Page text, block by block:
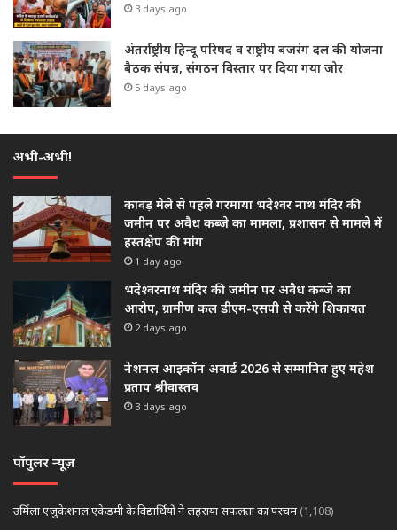
3 days ago
अंतर्राष्ट्रीय हिन्दू परिषद व राष्ट्रीय बजरंग दल की योजना
बैठक संपन्न, संगठन विस्तार पर दिया गया जोर
5 days ago
अभी-अभी!
कावड़ मेले से पहले गरमाया भदेश्वर नाथ मंदिर की
जमीन पर अवैध कब्जे का मामला, प्रशासन से मामले में
हस्तक्षेप की मांग
1 day ago
भदेश्वरनाथ मंदिर की जमीन पर अवैध कब्जे का
आरोप, ग्रामीण कल डीएम-एसपी से करेंगे शिकायत
2 days ago
नेशनल आइकॉन अवार्ड 2026 से सम्मानित हुए महेश
प्रताप श्रीवास्तव
3 days ago
पॉपुलर न्यूज़
उर्मिला एजुकेशनल एकेडमी के विद्यार्थियों ने लहराया सफलता का परचम (1,108)